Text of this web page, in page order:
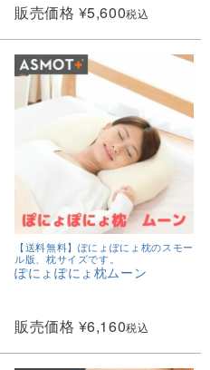
販売価格 ¥5,600税込
【送料無料】ぽにょぽにょ枕のスモー
ル版、枕サイズです。
ぽにょぽにょ枕ムーン
販売価格 ¥6,160税込